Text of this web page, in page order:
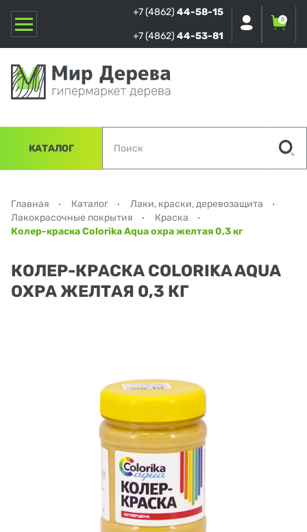
+7 (4862) 44-58-15
+7 (4862) 44-53-81
0
КАТАЛОГ
Главная Каталог
Лаки, краски, деревозащита
Лакокрасочные покрытия
Краска
Колер-краска Colorika Aqua охра желтая 0,3 кг
КОЛЕР-КРАСКА COLORIKA AQUA
ОХРА ЖЕЛТАЯ 0,3 КГ